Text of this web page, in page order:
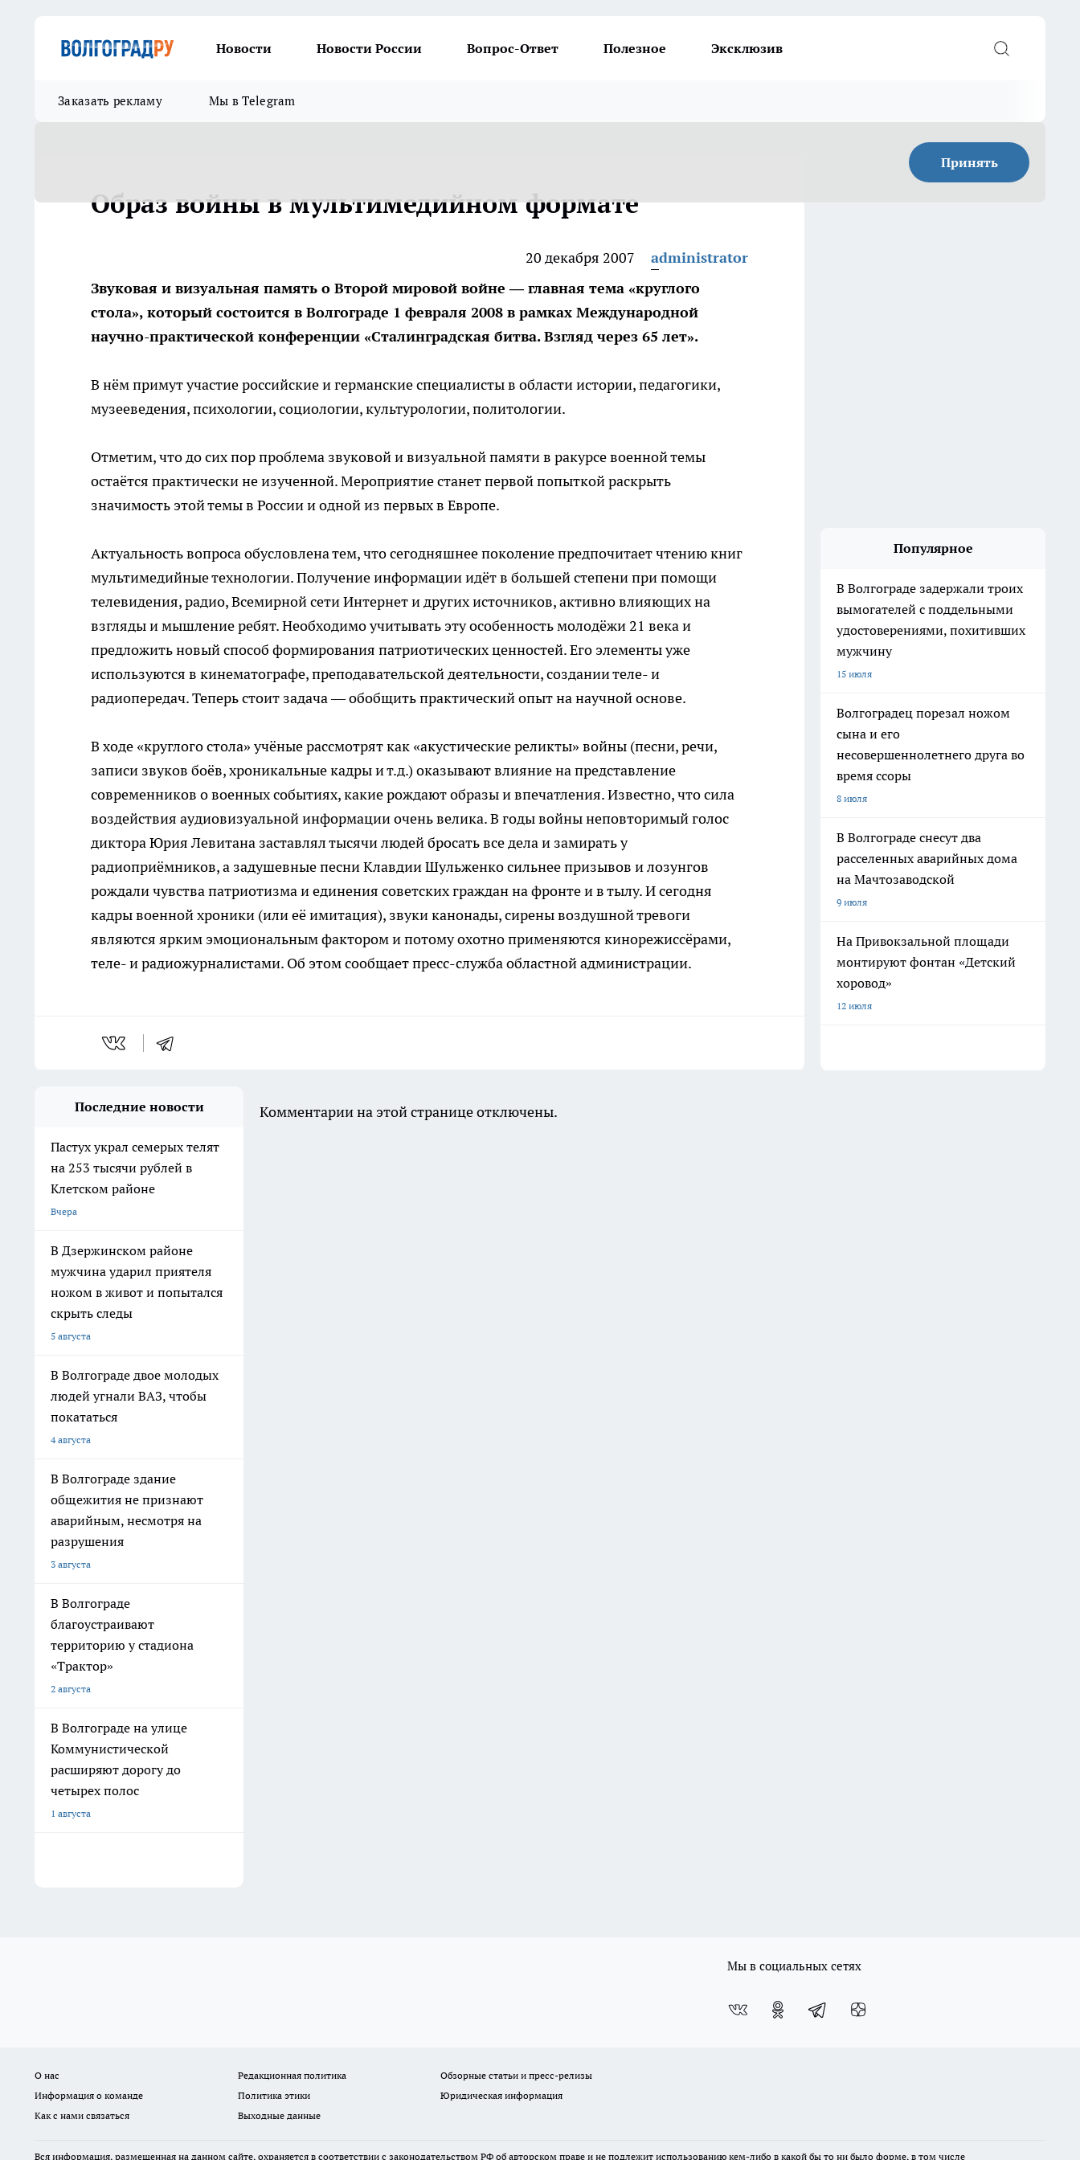
Новости Новости России Вопрос-Ответ Полезное Эксклюзив
Заказать рекламу Мы в Telegram
Принять
Образ войны в мультимедийном формате
20 декабря 2007
administrator
Звуковая и визуальная память о Второй мировой войне — главная тема «круглого
стола», который состоится в Волгограде 1 февраля 2008 в рамках Международной
научно-практической конференции «Сталинградская битва. Взгляд через 65 лет».
В нём примут участие российские и германские специалисты в области истории, педагогики,
музееведения, психологии, социологии, культурологии, политологии.
Отметим, что до сих пор проблема звуковой и визуальной памяти в ракурсе военной темы
остаётся практически не изученной. Мероприятие станет первой попыткой раскрыть
значимость этой темы в России и одной из первых в Европе.
Актуальность вопроса обусловлена тем, что сегодняшнее поколение предпочитает чтению книг
мультимедийные технологии. Получение информации идёт в большей степени при помощи
телевидения, радио, Всемирной сети Интернет и других источников, активно влияющих на
взгляды и мышление ребят. Необходимо учитывать эту особенность молодёжи 21 века и
предложить новый способ формирования патриотических ценностей. Его элементы уже
используются в кинематографе, преподавательской деятельности, создании теле- и
радиопередач. Теперь стоит задача — обобщить практический опыт на научной основе.
В ходе «круглого стола» учёные рассмотрят как «акустические реликты» войны (песни, речи,
записи звуков боёв, хроникальные кадры и т.д.) оказывают влияние на представление
современников о военных событиях, какие рождают образы и впечатления. Известно, что сила
воздействия аудиовизуальной информации очень велика. В годы войны неповторимый голос
диктора Юрия Левитана заставлял тысячи людей бросать все дела и замирать у
радиоприёмников, а задушевные песни Клавдии Шульженко сильнее призывов и лозунгов
рождали чувства патриотизма и единения советских граждан на фронте и в тылу. И сегодня
кадры военной хроники (или её имитация), звуки канонады, сирены воздушной тревоги
являются ярким эмоциональным фактором и потому охотно применяются кинорежиссёрами,
теле- и радиожурналистами. Об этом сообщает пресс-служба областной администрации.
Популярное
В Волгограде задержали троих
вымогателей с поддельными
удостоверениями, похитивших
мужчину
15 июля
Волгоградец порезал ножом
сына и его
несовершеннолетнего друга во
время ссоры
8 июля
В Волгограде снесут два
расселенных аварийных дома
на Мачтозаводской
9 июля
На Привокзальной площади
монтируют фонтан «Детский
хоровод»
12 июля
Последние новости
Пастух украл семерых телят
на 253 тысячи рублей в
Клетском районе
Вчера
В Дзержинском районе
мужчина ударил приятеля
ножом в живот и попытался
скрыть следы
5 августа
В Волгограде двое молодых
людей угнали ВАЗ, чтобы
покататься
4 августа
В Волгограде здание
общежития не признают
аварийным, несмотря на
разрушения
3 августа
В Волгограде
благоустраивают
территорию у стадиона
«Трактор»
2 августа
В Волгограде на улице
Коммунистической
расширяют дорогу до
четырех полос
1 августа
Комментарии на этой странице отключены.
Мы в социальных сетях
О нас Редакционная политика
Обзорные статьи и пресс-релизы
Информация о команде
Политика этики
Юридическая информация
Как с нами связаться
Выходные данные
Вся информация, размещенная на данном сайте, охраняется в соответствии с законодательством РФ об авторском праве и не подлежит использованию кем-либо в какой бы то ни было форме, в том числе